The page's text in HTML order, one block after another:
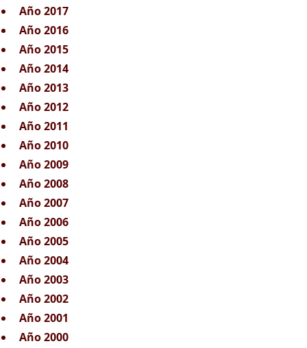
Año 2017
Año 2016
Año 2015
Año 2014
Año 2013
Año 2012
Año 2011
Año 2010
Año 2009
Año 2008
Año 2007
Año 2006
Año 2005
Año 2004
Año 2003
Año 2002
Año 2001
Año 2000